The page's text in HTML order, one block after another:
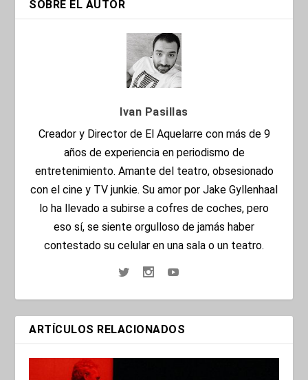
SOBRE EL AUTOR
Ivan Pasillas
Creador y Director de El Aquelarre con más de 9
años de experiencia en periodismo de
entretenimiento. Amante del teatro, obsesionado
con el cine y TV junkie. Su amor por Jake Gyllenhaal
lo ha llevado a subirse a cofres de coches, pero
eso sí, se siente orgulloso de jamás haber
contestado su celular en una sala o un teatro.
ARTÍCULOS RELACIONADOS